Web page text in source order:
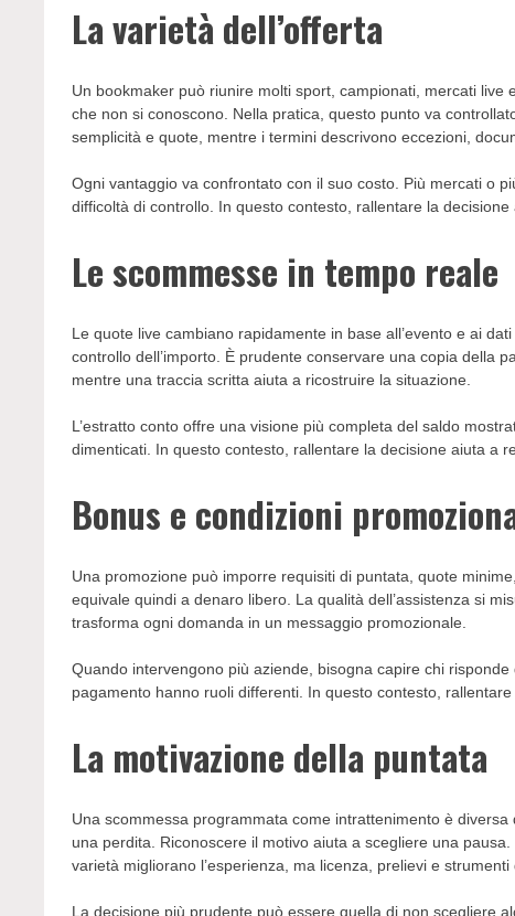
La varietà dell’offerta
Un bookmaker può riunire molti sport, campionati, mercati
che non si conoscono. Nella pratica, questo punto va
semplicità e quote, mentre i termini descrivono eccezioni,
Ogni vantaggio va confrontato con il suo costo. Più mercati o
difficoltà di controllo. In questo contesto, rallentare la
Le scommesse in tempo reale
Le quote live cambiano rapidamente in base all’evento e ai
controllo dell’importo. È prudente conservare una copia della
mentre una traccia scritta aiuta a ricostruire la situazione.
L’estratto conto offre una visione più completa del saldo
dimenticati. In questo contesto, rallentare la decisione aiuta a
Bonus e condizioni
Una promozione può imporre requisiti di puntata, quote
equivale quindi a denaro libero. La qualità dell’assistenza si
trasforma ogni domanda in un messaggio promozionale.
Quando intervengono più aziende, bisogna capire chi
pagamento hanno ruoli differenti. In questo contesto,
La motivazione della puntata
Una scommessa programmata come intrattenimento è
una perdita. Riconoscere il motivo aiuta a scegliere una
varietà migliorano l’esperienza, ma licenza, prelievi e
La decisione più prudente può essere quella di non scegliere